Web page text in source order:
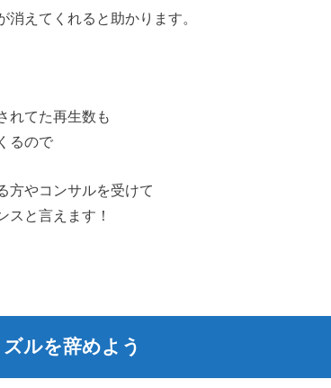
えてくれると助かります。
れてた再生数も
るので
方やコンサルを受けて
スと言えます！
ルを辞めよう